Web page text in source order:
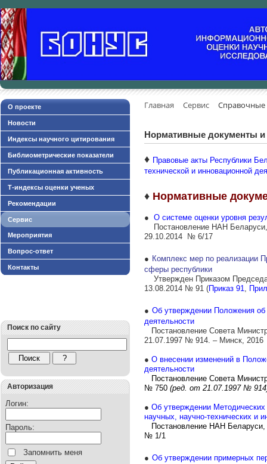
О проекте
Новости
Индексы научного цитирования
Библиометрические показатели
Публикационная активность
Т-индексы оценки ученых
Рекомендации
Сервис
Мероприятия
Вопрос-ответ
Контакты
Поиск по сайту
Авторизация
Логин:
Пароль:
Запомнить меня
Главная Сервис
Нормативные документы
♦ Правовые акты Республики
технической и инновационной
♦ Нормативные
● О системе оценки уровня
Постановление НАН
29.10.2014 № 6/17
● Комплекс мер по реализации
сферы республики
Утвержден Приказом
13.08.2014 № 91 (Приказ 91,
● Об утверждении Положения об
деятельности
Постановление Совета
21.07.1997 № 914. – Минск, 2016
● О внесении изменений в
деятельности
Постановление Совета
№ 750 (ред. от 21.07.1997 № 914
● Об утверждении
научных, научно-технических и
Постановление НАН
№ 1/1
● Об утверждении примерных